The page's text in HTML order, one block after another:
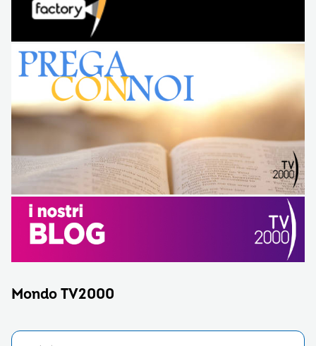
Mondo TV2000